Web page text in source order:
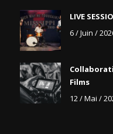
LIVE
6 / Juin /
Films
12 / Mai /